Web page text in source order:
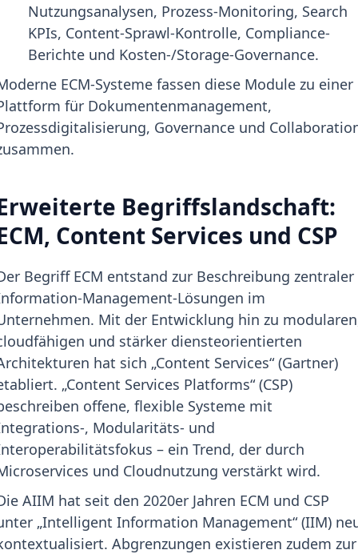
Nutzungsanalysen, Prozess-Monitoring, Search
KPIs, Content-Sprawl-Kontrolle, Compliance-
Berichte und Kosten-/Storage-Governance.
ECM-Systeme fassen diese Module zu einer
für Dokumentenmanagement,
Governance und
Begriffslandschaft:
Content Services und CSP
Begriff ECM entstand zur Beschreibung zentraler
Management-Lösungen im
Mit der Entwicklung hin zu
und stärker diensteorientierten
hat sich „Content Services“ (Gartner)
„Content Services Platforms“ (CSP)
offene, flexible Systeme mit
, Modularitäts- und
– ein Trend, der durch
und Cloudnutzung verstärkt wird.
AIIM hat seit den 2020er Jahren ECM und CSP
„Intelligent Information Management“ (IIM)
Abgrenzungen existieren zudem zur